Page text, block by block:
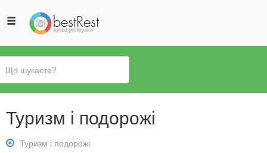
Ви
є
тут
Туризм і подорожі
Зняти
Туризм і подорожі